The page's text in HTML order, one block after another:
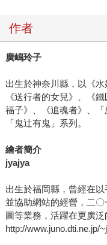
作者
廣嶋玲子
出生於神奈川縣，以《
《送行者的女兒》、《
福子》、《追魂者》、「
「鬼辻有鬼」系列。
繪者簡介
jyajya
出生於福岡縣，曾經在
並協助網站的經營，二
圖等業務，活躍在更廣泛
http://www.juno.dti.ne.jp/